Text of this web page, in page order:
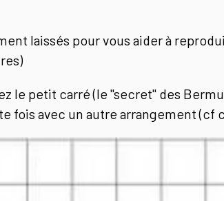
laissés pour vous aider à
le petit carré (le "secret" des
avec un autre arrangement (cf